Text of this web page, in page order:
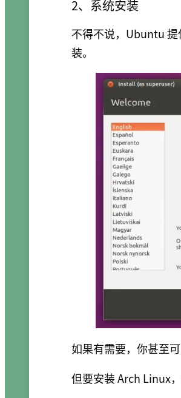
2、系统安装
不得不说，Ubuntu
装。
如果有需要，你甚至
但要安装 Arch Linux